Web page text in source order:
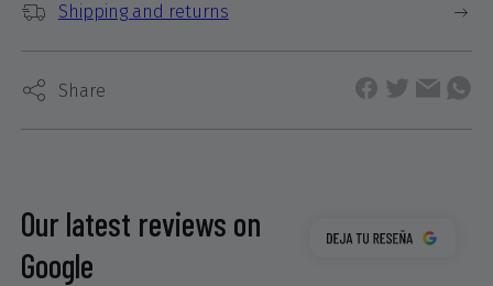
Shipping and returns
Share
Our latest reviews on
Google